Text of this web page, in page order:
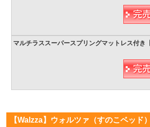
【Walzza】ウォルツァ（すのこベッド